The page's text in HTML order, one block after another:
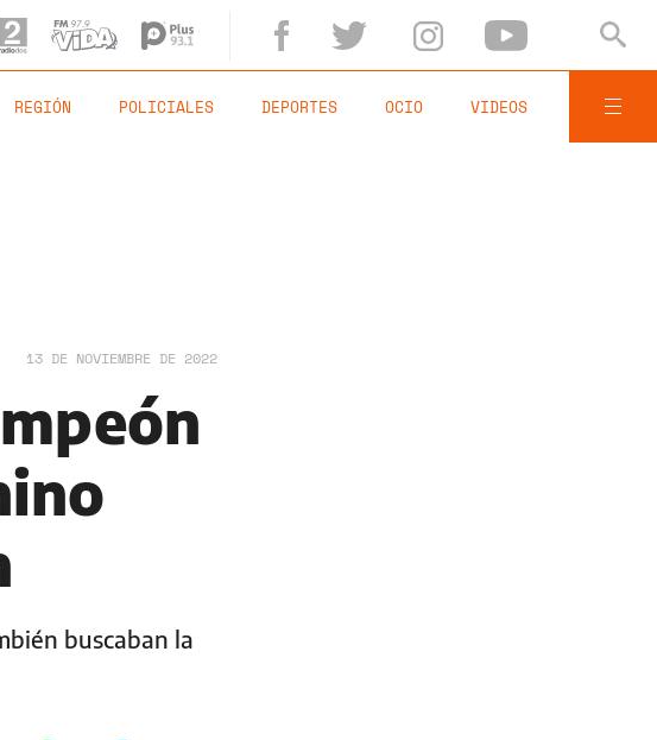
REGIÓN POLICIALES DEPORTES OCIO VIDEOS
13 DE NOVIEMBRE DE 2022
buscaban la